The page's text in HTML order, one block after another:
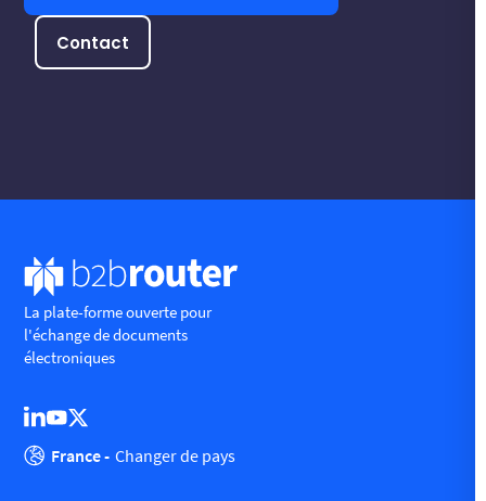
Contact
La plate-forme ouverte pour
l'échange de documents
électroniques
France - Changer de pays